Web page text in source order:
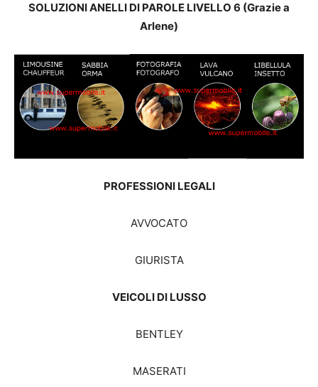
SOLUZIONI ANELLI DI PAROLE LIVELLO 6 (Grazie a
Arlene)
PROFESSIONI LEGALI
AVVOCATO
GIURISTA
VEICOLI DI LUSSO
BENTLEY
MASERATI